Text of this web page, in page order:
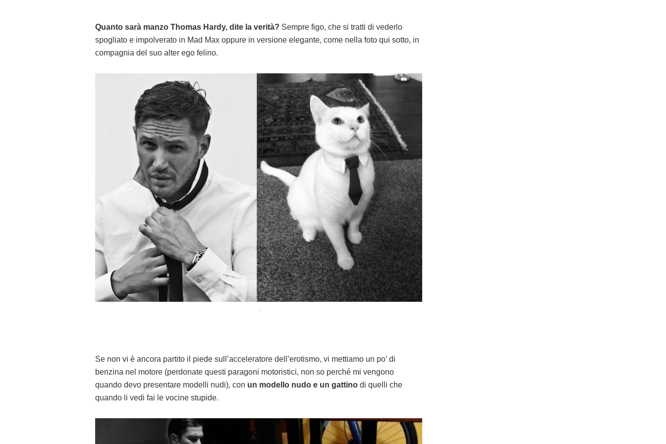
Quanto sarà manzo Thomas Hardy, dite la verità? Sempre figo, che si tratti di vederlo
spogliato e impolverato in Mad Max oppure in versione elegante, come nella foto qui sotto, in
compagnia del suo alter ego felino.
.
Se non vi è ancora partito il piede sull’acceleratore dell’erotismo, vi mettiamo un po’ di
benzina nel motore (perdonate questi paragoni motoristici, non so perché mi vengono
quando devo presentare modelli nudi), con un modello nudo e un gattino di quelli che
quando li vedi fai le vocine stupide.